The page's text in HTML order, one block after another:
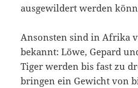
ausgewildert werden
Ansonsten sind in Afrika
bekannt: Löwe, Gepard
Tiger werden bis fast zu
bringen ein Gewicht von